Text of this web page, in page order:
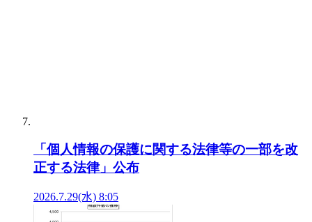
「個人情報の保護に関する法律等の一部を改
正する法律」公布
2026.7.29(水) 8:05